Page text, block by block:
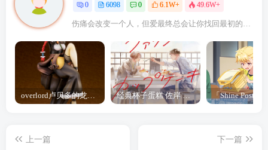
0 6098 0 6.1W+ 49.6W+
伤痛会改变一个人，但爱最终总会让你找回最初的自己
overlord卢贝多的龙王谁厉害 「Overlord」露普斯蕾琪娜·贝塔手办开订 经典杯子蛋糕 佐岸 漫画「经典杯子蛋糕」宣布真人日剧化
上一篇
下一篇